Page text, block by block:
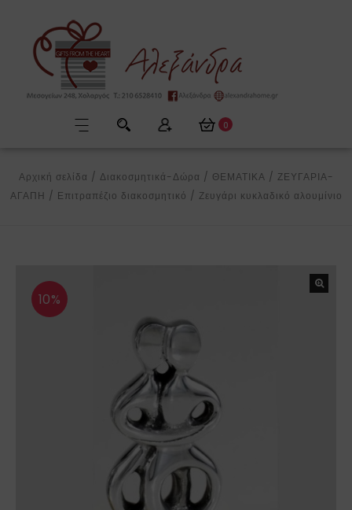
0
Αρχική σελίδα / Διακοσμητικά-Δώρα / ΘΕΜΑΤΙΚΑ / ΖΕΥΓΑΡΙΑ-
ΑΓΑΠΗ / Επιτραπέζιο διακοσμητικό / Ζευγάρι κυκλαδικό αλουμίνιο
10%